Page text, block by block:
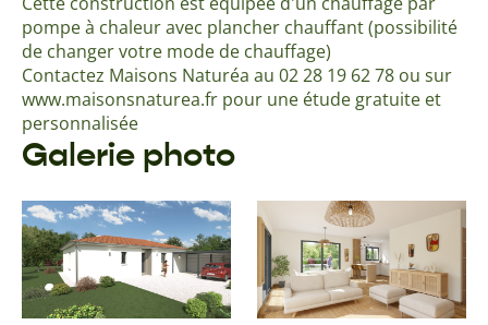
pompe à chaleur avec plancher chauffant (possibilité
de changer votre mode de chauffage)
Contactez Maisons Naturéa au 02 28 19 62 78 ou sur
www.maisonsnaturea.fr pour une étude gratuite et
personnalisée
Galerie photo